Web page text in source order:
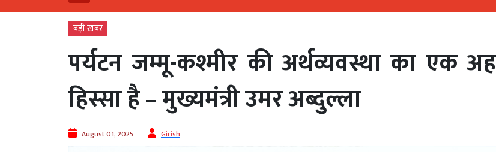
बड़ी खबर
पर्यटन जम्मू-कश्मीर की अर्थव्यवस्था का एक
हिस्सा है – मुख्यमंत्री उमर अब्दुल्ला
August 01, 2025 Girish